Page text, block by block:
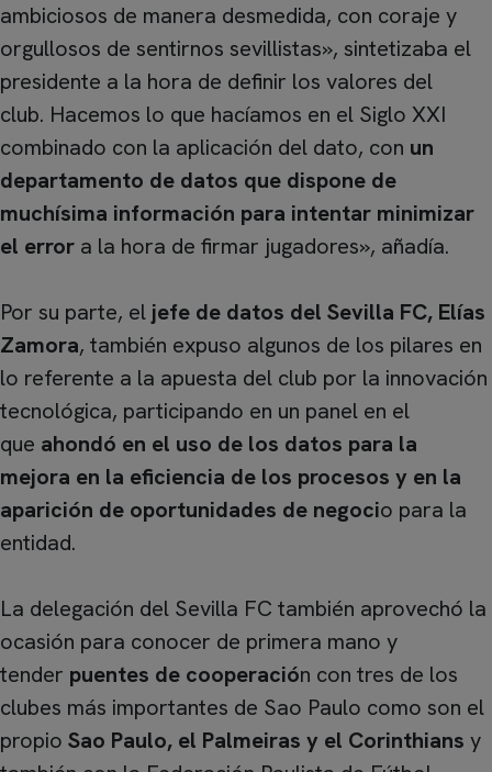
ambiciosos de manera desmedida, con coraje y
orgullosos de sentirnos sevillistas», sintetizaba el
presidente a la hora de definir los valores del
club. Hacemos lo que hacíamos en el Siglo XXI
combinado con la aplicación del dato, con un
departamento de datos que dispone de
muchísima información para intentar minimizar
el error a la hora de firmar jugadores», añadía.
Por su parte, el jefe de datos del Sevilla FC, Elías
Zamora, también expuso algunos de los pilares en
lo referente a la apuesta del club por la innovación
tecnológica, participando en un panel en el
que ahondó en el uso de los datos para la
mejora en la eficiencia de los procesos y en la
aparición de oportunidades de negocio para la
entidad.
La delegación del Sevilla FC también aprovechó la
ocasión para conocer de primera mano y
tender puentes de cooperación con tres de los
clubes más importantes de Sao Paulo como son el
propio Sao Paulo, el Palmeiras y el Corinthians y